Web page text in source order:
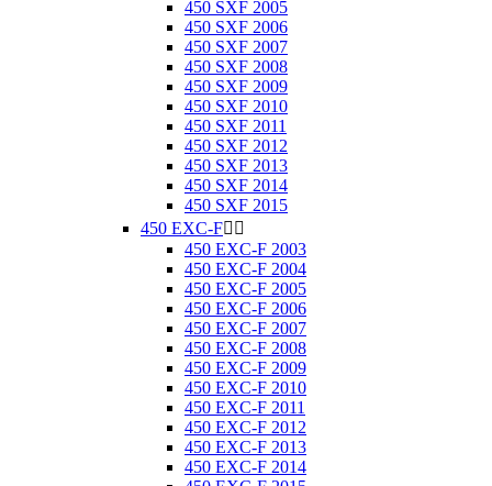
450 SXF 2005
450 SXF 2006
450 SXF 2007
450 SXF 2008
450 SXF 2009
450 SXF 2010
450 SXF 2011
450 SXF 2012
450 SXF 2013
450 SXF 2014
450 SXF 2015
450 EXC-F 
450 EXC-F 2003
450 EXC-F 2004
450 EXC-F 2005
450 EXC-F 2006
450 EXC-F 2007
450 EXC-F 2008
450 EXC-F 2009
450 EXC-F 2010
450 EXC-F 2011
450 EXC-F 2012
450 EXC-F 2013
450 EXC-F 2014